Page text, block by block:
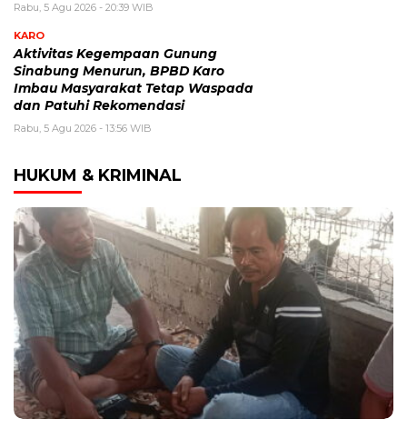
Rabu, 5 Agu 2026 - 20:39 WIB
KARO
Aktivitas Kegempaan Gunung
Sinabung Menurun, BPBD Karo
Imbau Masyarakat Tetap Waspada
dan Patuhi Rekomendasi
Rabu, 5 Agu 2026 - 13:56 WIB
HUKUM & KRIMINAL